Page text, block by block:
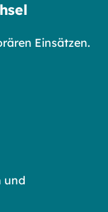
Einsätzen.
und